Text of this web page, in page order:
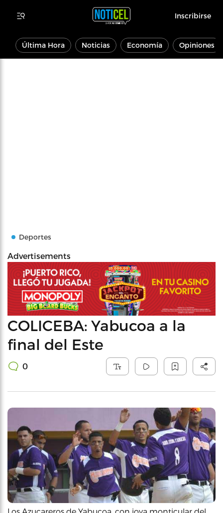
Inscribirse
Última Hora Noticias Economía Opiniones
Deportes
Advertisements
COLICEBA: Yabucoa a la
final del Este
0